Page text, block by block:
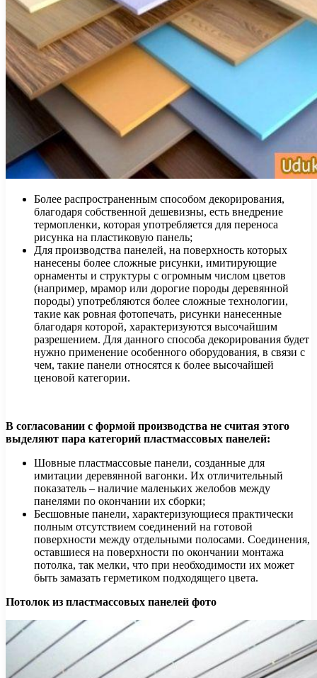
Более распространенным способом декорирования,
благодаря собственной дешевизны, есть внедрение
термопленки, которая употребляется для переноса
рисунка на пластиковую панель;
Для производства панелей, на поверхность которых
нанесены более сложные рисунки, имитирующие
орнаменты и структуры с огромным числом цветов
(например, мрамор или дорогие породы деревянной
породы) употребляются более сложные технологии,
такие как ровная фотопечать, рисунки нанесенные
благодаря которой, характеризуются высочайшим
разрешением. Для данного способа декорирования будет
нужно применение особенного оборудования, в связи с
чем, такие панели относятся к более высочайшей
ценовой категории.
В согласовании с формой производства не считая этого
выделяют пара категорий пластмассовых панелей:
Шовные пластмассовые панели, созданные для
имитации деревянной вагонки. Их отличительный
показатель – наличие маленьких желобов между
панелями по окончании их сборки;
Бесшовные панели, характеризующиеся практически
полным отсутствием соединений на готовой
поверхности между отдельными полосами. Соединения,
оставшиеся на поверхности по окончании монтажа
потолка, так мелки, что при необходимости их может
быть замазать герметиком подходящего цвета.
Потолок из пластмассовых панелей фото